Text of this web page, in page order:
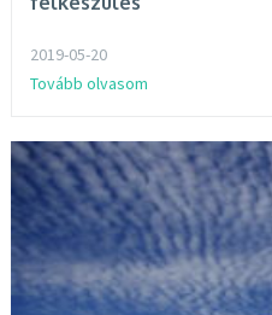
2019-05-20
Tovább olvasom